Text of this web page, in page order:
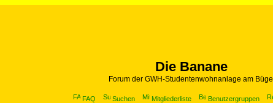
Die Banane
Forum der GWH-Studentenwohnanlage am Bügel
FAQ Suchen Mitgliederliste Benutzergruppen